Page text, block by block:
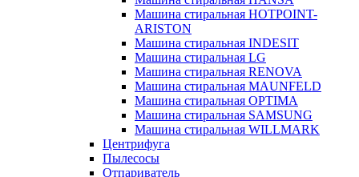
Машина стиральная HOTPOINT-
ARISTON
Машина стиральная INDESIT
Машина стиральная LG
Машина стиральная RENOVA
Машина стиральная MAUNFELD
Машина стиральная OPTIMA
Машина стиральная SAMSUNG
Машина стиральная WILLMARK
Центрифуга
Пылесосы
Отпариватель